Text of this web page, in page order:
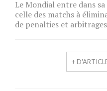
Le Mondial entre dans
celle des matchs à
de penalties et
+